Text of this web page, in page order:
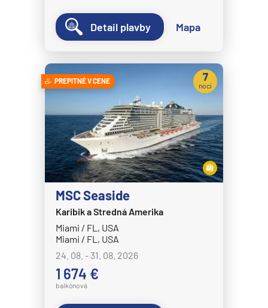
Detail plavby Mapa
PREPITNÉ V CENE
MSC Seaside
Karibik a Stredná Amerika
Miami / FL, USA
Miami / FL, USA
24. 08. - 31. 08. 2026
1 674 €
balkónová
7
nocí